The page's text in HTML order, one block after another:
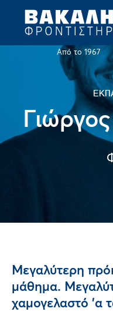
Jump
Από το 1967
Μεγαλύτερη
μάθημα.
χαμογελαστό 'α